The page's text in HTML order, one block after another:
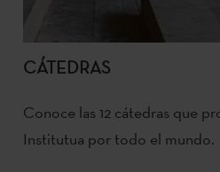
CÁTEDRAS
Conoce las 12 cátedras que
Institutua por todo el mundo.